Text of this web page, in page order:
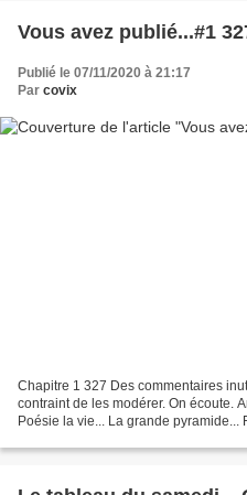
Vous avez publié...#1
Publié le 07/11/2020 à 21:17
Par covix
Chapitre 1 327 Des commentaires
contraint de les modérer. On écoute.
Poésie la vie... La grande pyramide...